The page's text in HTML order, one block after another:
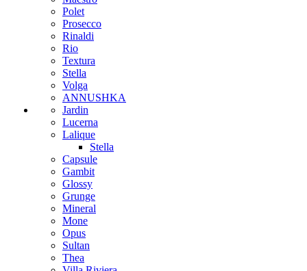
Polet
Prosecco
Rinaldi
Rio
Textura
Stella
Volga
ANNUSHKA
Jardin
Lucerna
Lalique
Stella
Capsule
Gambit
Glossy
Grunge
Mineral
Mone
Opus
Sultan
Thea